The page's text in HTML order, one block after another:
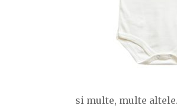
si multe, multe